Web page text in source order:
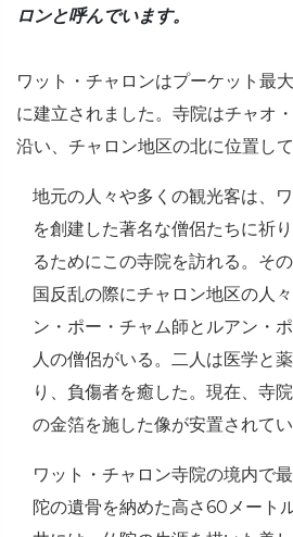
ロンと呼んでいます。
ワット・チャロンはプーケット最
に建立されました。寺院はチャオ
沿い、チャロン地区の北に位置し
地元の人々や多くの観光客は、
を創建した著名な僧侶たちに祈
るためにこの寺院を訪れる。そ
国反乱の際にチャロン地区の人
ン・ポー・チャム師とルアン・
人の僧侶がいる。二人は医学と
り、負傷者を癒した。現在、寺
の金箔を施した像が安置されてい
ワット・チャロン寺院の境内で
陀の遺骨を納めた高さ60メート